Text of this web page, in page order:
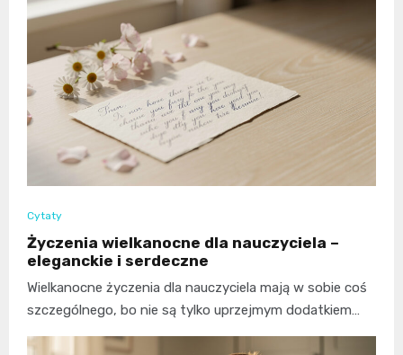
Cytaty
Życzenia wielkanocne dla nauczyciela –
eleganckie i serdeczne
Wielkanocne życzenia dla nauczyciela mają w sobie coś
szczególnego, bo nie są tylko uprzejmym dodatkiem…